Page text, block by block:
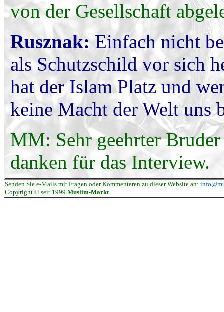
von der Gesellschaft
Rusznak:Einfach nicht
als Schutzschild vor sich
hat der Islam Platz und
keine Macht der Welt uns
MM: Sehr geehrter
danken für das Interview.
Senden Sie e-Mails mit Fragen oder Kommentaren zu dieser Website an:
Copyright © seit 1999 Muslim-Markt